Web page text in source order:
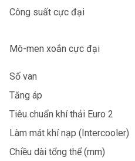
Công suất cực đại
Mô-men xoắn cực đại
Số van
Tăng áp
Tiêu chuẩn khí thải Euro 2
Làm mát khí nạp (Intercooler)
Chiều dài tổng thể (mm)